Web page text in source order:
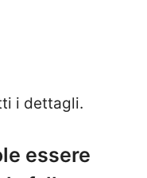
i dettagli.
essere